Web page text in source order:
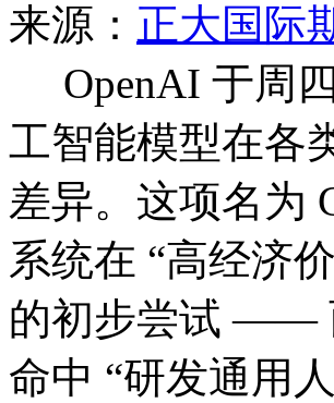
来源： 正大国际
OpenAI 于周
工智能模型在各
差异。这项名为
系统在 “高经济
的初步尝试 ——
命中 “研发通用